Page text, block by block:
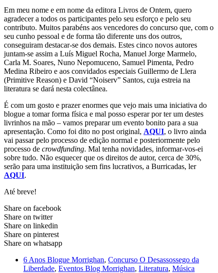
Em meu nome e em nome da editora Livros de Ontem, quero
agradecer a todos os participantes pelo seu esforço e pelo seu
contributo. Muitos parabéns aos vencedores do concurso que, com o
seu cunho pessoal e de forma tão diferente uns dos outros,
conseguiram destacar-se dos demais. Estes cinco novos autores
juntam-se assim a Luís Miguel Rocha, Manuel Jorge Marmelo,
Carla M. Soares, Nuno Nepomuceno, Samuel Pimenta, Pedro
Medina Ribeiro e aos convidados especiais Guillermo de Llera
(Primitive Reason) e David “Noiserv” Santos, cuja estreia na
literatura se dará nesta colectânea.
É com um gosto e prazer enormes que vejo mais uma iniciativa do
blogue a tomar forma física e mal posso esperar por ter um destes
livrinhos na mão – vamos preparar um evento bonito para a sua
apresentação. Como foi dito no post original, AQUI, o livro ainda
vai passar pelo processo de edição normal e posteriormente pelo
processo de crowdfunding. Mal tenha novidades, informar-vos-ei
sobre tudo. Não esquecer que os direitos de autor, cerca de 30%,
serão para uma instituição sem fins lucrativos, a Burricadas, ler
AQUI.
Até breve!
Share on facebook
Share on twitter
Share on linkedin
Share on pinterest
Share on whatsapp
6 Anos Blogue Morrighan, Concurso O Desassossego da
Liberdade, Eventos Blog Morrighan, Literatura, Música